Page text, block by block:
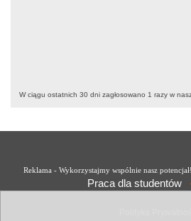
W ciągu ostatnich 30 dni zagłosowano 1 razy w
Reklama - Wykorzystajmy wspólnie nasz potencjał!
Praca dla studentów